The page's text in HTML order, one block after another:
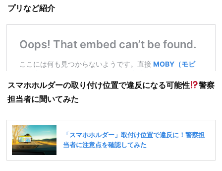
プリなど紹介
スマホホルダーの取り付け位置で違反になる可能性
警察
担当者に聞いてみた